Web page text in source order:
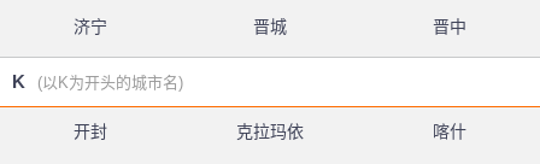
济宁 晋城 晋中
K (以K为开头的城市名)
开封 克拉玛依 喀什